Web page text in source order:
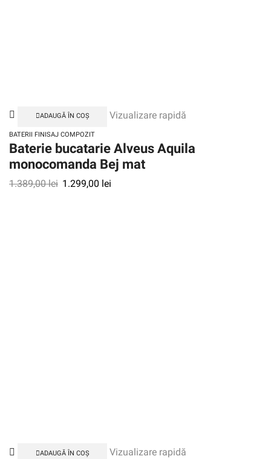
ADAUGĂ ÎN COȘ Vizualizare rapidă
BATERII FINISAJ COMPOZIT
Baterie bucatarie Alveus Aquila
monocomanda Bej mat
1.389,00lei 1.299,00 lei
ADAUGĂ ÎN COȘ Vizualizare rapidă